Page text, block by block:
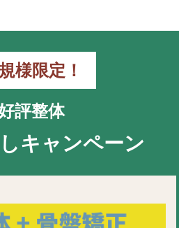
様限定！
評整体
キャンペーン